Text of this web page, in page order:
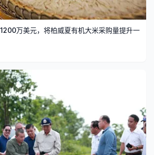
万美元，将柏威夏有机大米采购量提升一